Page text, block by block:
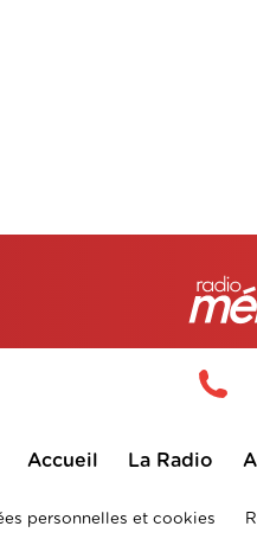
Accueil La Radio
personnelles et cookies